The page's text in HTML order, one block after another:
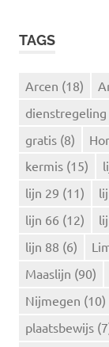
e
TAGS
Arcen (18)
dienstregeling
gratis (8)
kermis (15)
lijn 29 (11)
lijn 66 (12)
lijn 88 (6)
Maaslijn (90)
Nijmegen (10)
plaatsbewijs